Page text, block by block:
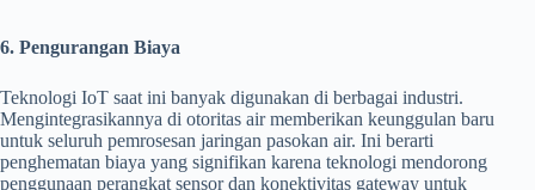
6. Pengurangan Biaya
Teknologi IoT saat ini banyak digunakan di berbagai industri.
Mengintegrasikannya di otoritas air memberikan keunggulan baru
untuk seluruh pemrosesan jaringan pasokan air. Ini berarti
penghematan biaya yang signifikan karena teknologi mendorong
penggunaan perangkat sensor dan konektivitas gateway untuk